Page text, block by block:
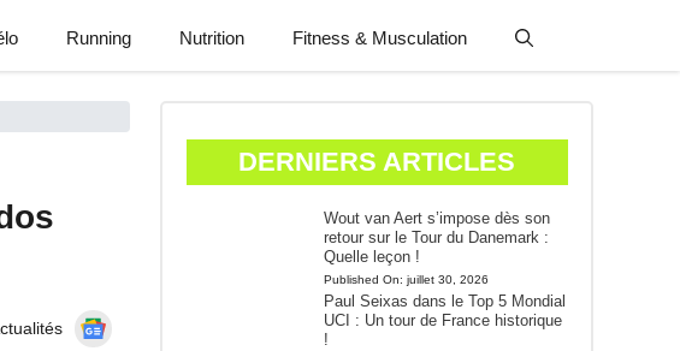
Running Nutrition Fitness & Musculation
DERNIERS ARTICLES
Wout van Aert s’impose dès son
retour sur le Tour du Danemark :
Quelle leçon !
Published On: juillet 30, 2026
Paul Seixas dans le Top 5 Mondial
UCI : Un tour de France historique
!